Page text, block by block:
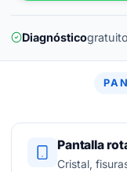
Diagnóstico
Pantalla
Cristal,